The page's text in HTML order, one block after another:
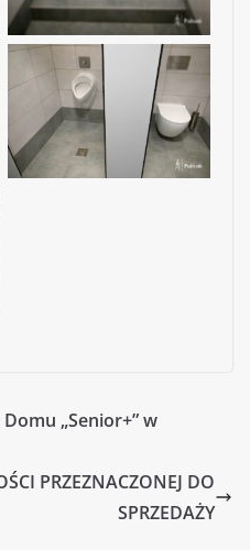
„Senior+” w
PRZEZNACZONEJ DO
SPRZEDAŻY